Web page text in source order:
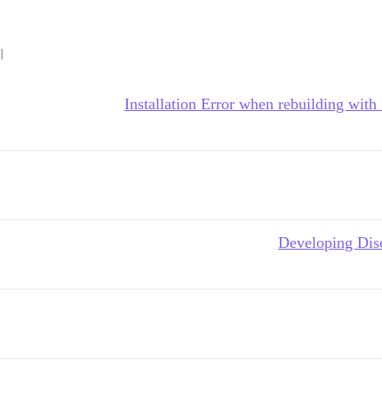
Installation Error when rebuilding
Developing